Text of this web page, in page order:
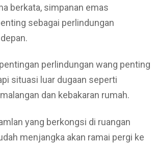
berkata, simpanan emas
sebagai perlindungan
perlindungan wang penting
situasi luar dugaan seperti
dan kebakaran rumah.
yang berkongsi di ruangan
menjangka akan ramai pergi ke